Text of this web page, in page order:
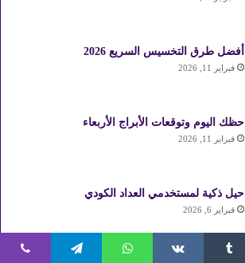
أفضل طرق التخسيس السريع 2026
فبراير 11, 2026
حظك اليوم وتوقعات الأبراج الأربعاء
فبراير 11, 2026
حيل ذكية لمستخدمي العداد الكودي
فبراير 6, 2026